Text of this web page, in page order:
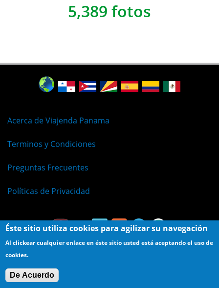
5,389 fotos
Acerca de Viajenda Panama
Terminos y Condiciones
Preguntas Frecuentes
Políticas de Privacidad
Éste sitio utiliza cookies para agilizar su navegación
Al clickear cualquier enlace en éste sitio usted está aceptando el uso de
cookies.
De Acuerdo